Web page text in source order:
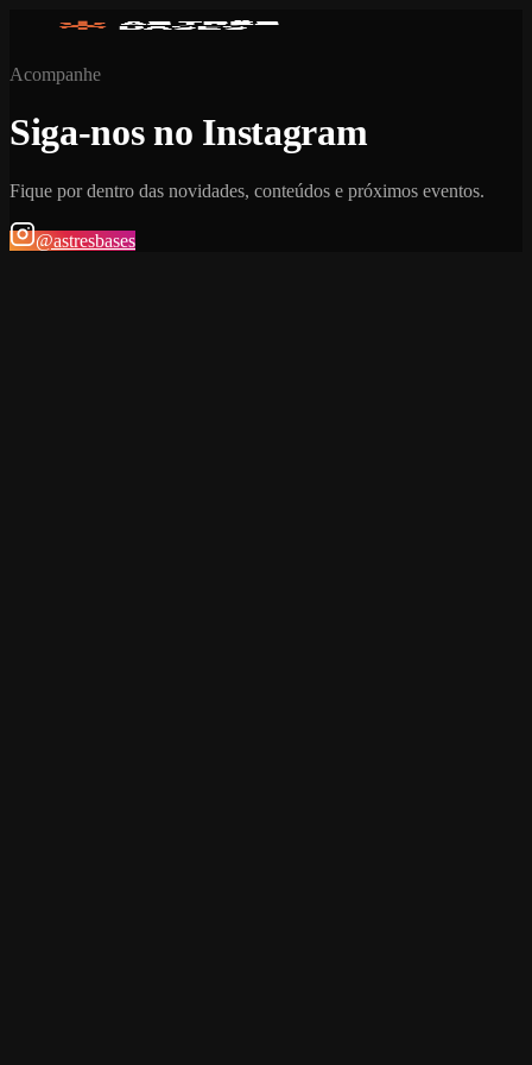
Acompanhe
Siga-nos no Instagram
Fique por dentro das novidades, conteúdos e próximos eventos.
@astresbases